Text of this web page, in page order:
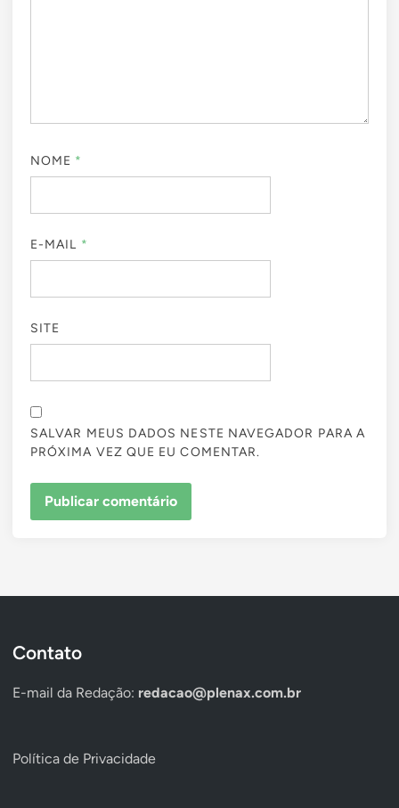
NOME *
E-MAIL *
SITE
SALVAR MEUS DADOS NESTE NAVEGADOR PARA A
PRÓXIMA VEZ QUE EU COMENTAR.
Contato
E-mail da Redação: redacao@plenax.com.br
Política de Privacidade